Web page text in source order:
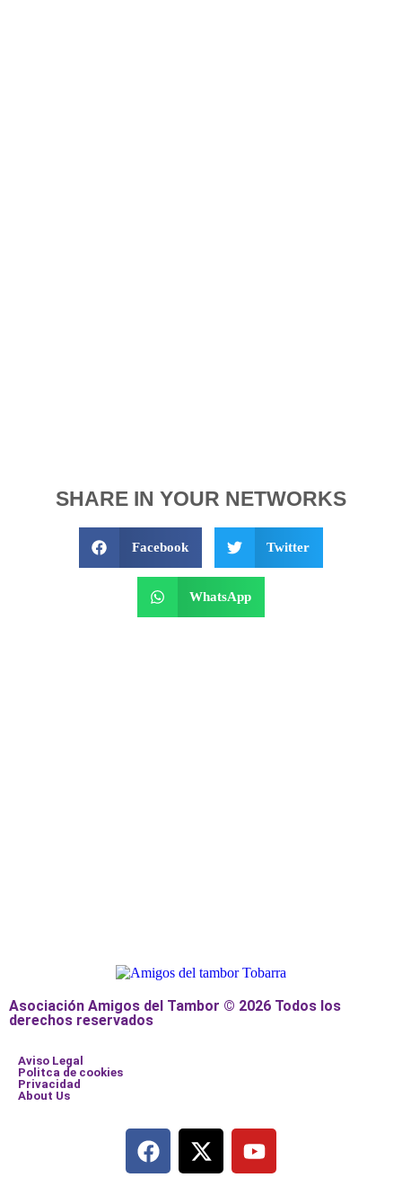
SHARE IN YOUR NETWORKS
Facebook Twitter
WhatsApp
Asociación Amigos del Tambor © 2026 Todos los
derechos reservados
Aviso Legal
Politca de cookies
Privacidad
About Us